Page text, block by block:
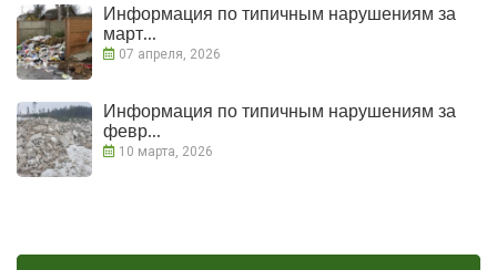
Информация по типичным нарушениям за
март...
07 апреля, 2026
Информация по типичным нарушениям за
февр...
10 марта, 2026